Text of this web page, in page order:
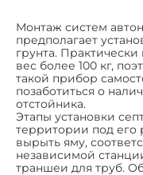
Монтаж систем
предполагает
грунта.
вес более 100 кг,
такой прибор
позаботиться о
отстойника.
Этапы установки
территории под его
вырыть яму,
независимой
траншеи для труб.